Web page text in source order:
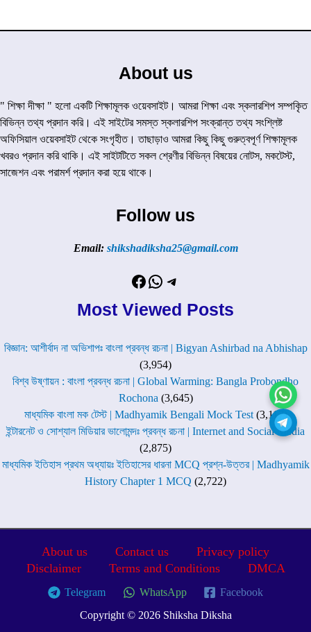
About us
" শিক্ষা দীক্ষা " হলো একটি শিক্ষামূলক ওয়েবসাইট। আমরা শিক্ষা এবং স্কলারশিপ সম্পকৃিত
বিভিন্ন তথ্য প্রদান করি। এই সাইটের সমস্ত স্কলারশিপ সংক্রান্ত তথ্য সংশ্লিষ্ট
অফিসিয়াল ওয়েবসাইট থেকে সংগৃহীত। তাছাড়াও আমরা কিছু কিছু গুরুত্বপূর্ণ শিক্ষামূলক
খবরও প্রদান করি থাকি। এই সাইটটিতে সকল শ্রেণীর বিভিন্ন বিষয়ের নোটস, মকটেস্ট,
সাজেশন এবং পরামর্শ প্রদান করা হয়ে থাকে।
Follow us
Email: shikshadiksha25@gmail.com
Facebook
WhatsApp
Telegram
Most Viewed Posts
বিজ্ঞান: আশীর্বাদ না অভিশাপঃ বাংলা প্রবন্ধ রচনা | Bigyan Ashirbad na Abhishap
(3,954)
বিশ্ব উষ্ণায়ন : বাংলা প্রবন্ধ রচনা | Global Warming: Bangla Probondho
Rochona (3,645)
মাধ্যমিক বাংলা মক টেস্ট | Madhyamik Bengali Mock Test (3,117)
ইন্টারনেট ও সোশ্যাল মিডিয়ার ভালোমন্দঃ প্রবন্ধ রচনা | Internet and Social Media
(2,875)
মাধ্যমিক ইতিহাস প্রথম অধ্যায়ঃ ইতিহাসের ধারনা MCQ প্রশ্ন-উত্তর | Madhyamik
History Chapter 1 MCQ (2,722)
About us Contact us
Privacy policy
Disclaimer
Terms and Conditions DMCA
Telegram WhatsApp
Facebook
Copyright © 2026 Shiksha Diksha